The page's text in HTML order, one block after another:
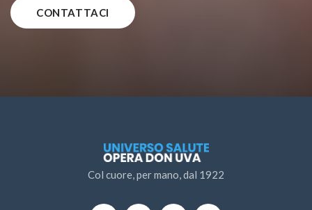
CONTATTACI
Col cuore, per mano, dal 1922